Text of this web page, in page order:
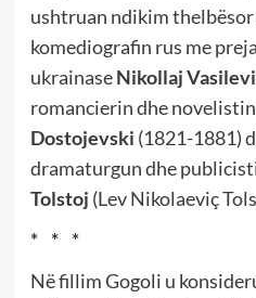
ushtruan ndikim
komediografin rus me
ukrainaseNikollaj
romancierin dhe
Dostojevski (1821-1881)
dramaturgun dhe
Tolstoj (Lev Nikolaeviç
* * *
Në fillimGogoli u